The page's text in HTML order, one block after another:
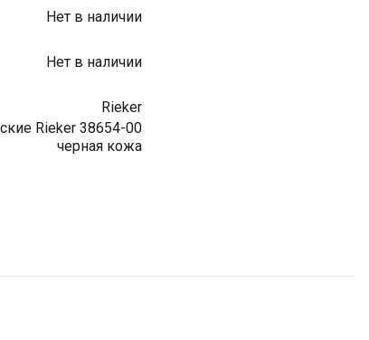
Нет в наличии
Нет в наличии
Rieker
Rieker 38654-00
черная кожа